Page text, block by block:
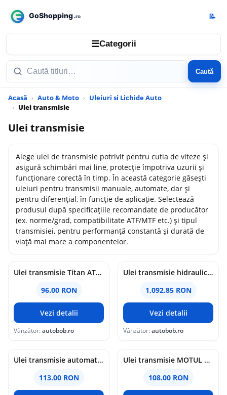
☰Categorii
Caută
📝
Acasă Auto & Moto
Uleiuri si Lichide Auto
Ulei transmisie
Ulei transmisie
Alege ulei de transmisie potrivit pentru cutia de viteze și
asigură schimbări mai line, protecție împotriva uzurii și
funcționare corectă în timp. În această categorie găsești
uleiuri pentru transmisii manuale, automate, dar și
pentru diferențial, în funcție de aplicație. Selectează
produsul după specificațiile recomandate de producător
(ex. norme/grad, compatibilitate ATF/MTF etc.) și tipul
transmisiei, pentru performanță constantă și durată de
viață mai mare a componentelor.
Ulei transmisie Titan ATF 7134 FE 1L 1L
96.00 RON
Vezi detalii
Vânzător:autobob.ro
Ulei transmisie hidraulica SHELL SPIRAX S4 CX 10W, volum 20 litri 20L
1,092.85 RON
Vezi detalii
Vânzător:autobob.ro
Ulei transmisie automata ZF LifeGuard Fluid 6 S671090255, volum 1 litru 1L
113.00 RON
Ulei transmisie MOTUL GEAR 300 75W90, baza ester, sintetic 1L
108.00 RON